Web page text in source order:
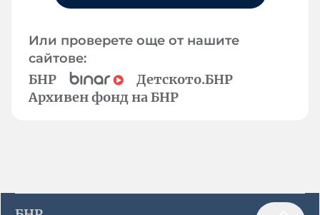
Или проверете още от нашите
сайтове:
БНР
Детското.БНР
Архивен фонд на БНР